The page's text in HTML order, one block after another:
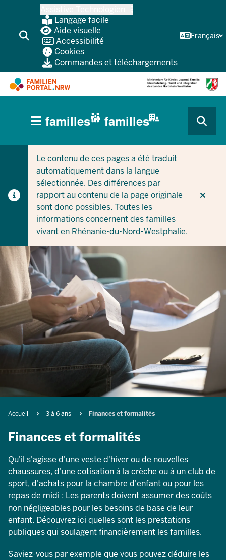
contenu
Langage facile
Aide visuelle
Accessibilité
Cookies
Commandes et téléchargements
Français
CURRENT SECTION POUR LES ENTREPRISES/
CURRENT SECTION POUR LES FAMILLES
HAUPTNAVIGATION
(BÜRGERBEREICH
familles familles
Le contenu de ces pages a été traduit
automatiquement dans la langue
sélectionnée. Des différences par
rapport au contenu de la page originale
sont donc possibles. Toutes les
informations concernent des familles
vivant en Rhénanie-du-Nord-Westphalie.
Breadcrumb
Accueil 3 à 6 ans Finances et formalités
Finances et formalités
Qu'il s'agisse d'une veste d'hiver ou de nouvelles
chaussures, d'une cotisation à la crèche ou à un club de
sport, d'achats pour la chambre d'enfant ou pour les
repas de midi : Les parents doivent assumer des coûts
non négligeables pour les besoins de base de leur
enfant. Découvrez ici quelles sont les prestations
publiques qui soulagent financièrement les familles.
Saviez-vous par exemple que vous pouvez déduire les